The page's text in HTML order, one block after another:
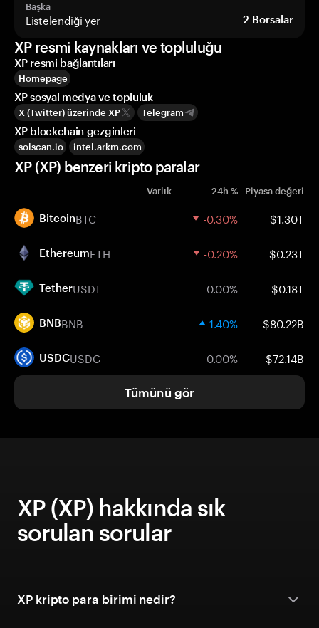
Başka
Listelendiği yer 2 Borsalar
XP resmi kaynakları ve topluluğu
XP resmi bağlantıları
Homepage
XP sosyal medya ve topluluk
X (Twitter) üzerinde XP Telegram
XP blockchain gezginleri
solscan.io intel.arkm.com
XP (XP) benzeri kripto paralar
Varlık 24h % Piyasa değeri
BitcoinBTC -0.30% $1.30T
EthereumETH -0.20% $0.23T
TetherUSDT 0.00% $0.18T
BNBBNB 1.40% $80.22B
USDCUSDC 0.00% $72.14B
Tümünü gör
XP (XP) hakkında sık
sorulan sorular
XP kripto para birimi nedir?